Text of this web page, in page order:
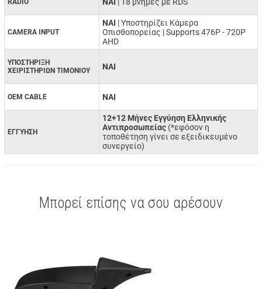
CAMERA INPUT
ΝΑΙ | Υποστηρίζει Κάμερα
Οπισθοπορείας | Supports 476P - 720P
AHD
ΥΠΟΣΤΗΡΙΞΗ
ΧΕΙΡΙΣΤΗΡΙΩΝ ΤΙΜΟΝΙΟΥ
ΝΑΙ
OEM CABLE ΝΑΙ
ΕΓΓΥΗΣΗ
12+12 Μήνες Εγγύηση Ελληνικής
Αντιπροσωπείας (*εφόσον η
τοποθέτηση γίνει σε εξειδικευμένο
συνεργείο)
Μπορεί επίσης να σου αρέσουν